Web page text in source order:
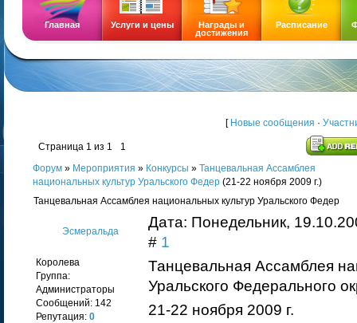
Главная Услуги и цены
Награды и
достижения
Расписание
[ Новые сообщения ·
Страница 1 из 1
1
Форум » Мероприятия » Конкурсы » Танцевальная Ассамблея
национальных культур Уральского Федер (21-22 ноября 2009 г.)
Танцевальная Ассамблея национальных культур Уральского Федер
Эсмеральда
Дата: Понедельник,
# 1
Королева
Группа:
Администраторы
Сообщений: 142
Репутация: 0
Танцевальная Ассамблея
Уральского Федерального
21-22 ноября 2009 г.